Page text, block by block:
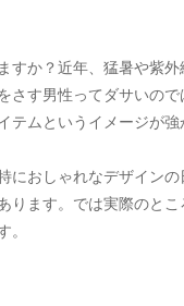
すか？近年、猛暑や紫
さす男性ってダサいの
テムというイメージが
におしゃれなデザイン
ります。では実際のと
。